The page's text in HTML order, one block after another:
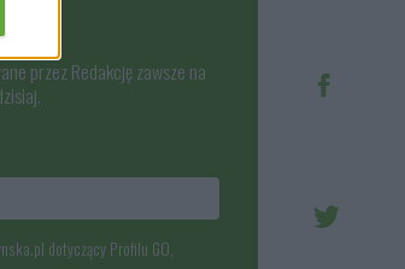
przez Redakcję zawsze na
dotyczący Profilu GO,